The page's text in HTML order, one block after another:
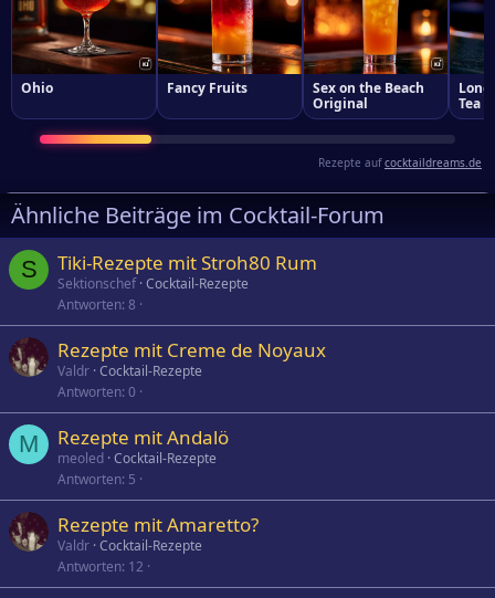
Ohio Fancy Fruits
Sex on the Beach
Original
Tea
Rezepte aufcocktaildreams.de
Ähnliche Beiträge im Cocktail-Forum
S Tiki-Rezepte mit Stroh80 Rum
Sektionschef Cocktail-Rezepte
Antworten 8
Rezepte mit Creme de Noyaux
Valdr Cocktail-Rezepte
Antworten 0
M Rezepte mit Andalö
meoled Cocktail-Rezepte
Antworten 5
Rezepte mit Amaretto?
Valdr Cocktail-Rezepte
Antworten 12